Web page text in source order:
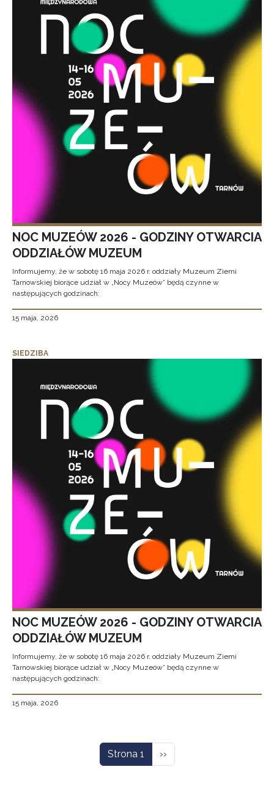
NOC MUZEÓW 2026 - GODZINY OTWARCIA
ODDZIAŁÓW MUZEUM
Informujemy, że w sobotę 16 maja 2026 r. oddziały Muzeum Ziemi
Tarnowskiej biorące udział w „Nocy Muzeów” będą czynne w
następujących godzinach:
15 maja, 2026
SIEDZIBA
NOC MUZEÓW 2026 - GODZINY OTWARCIA
ODDZIAŁÓW MUZEUM
Informujemy, że w sobotę 16 maja 2026 r. oddziały Muzeum Ziemi
Tarnowskiej biorące udział w „Nocy Muzeów” będą czynne w
następujących godzinach:
15 maja, 2026
Strona 1 Następna strona
››